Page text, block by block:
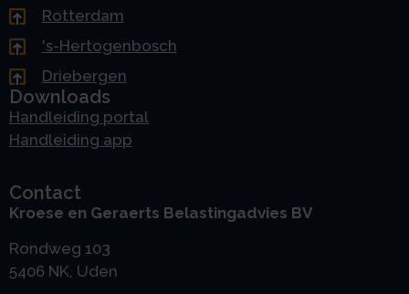
Rotterdam
's-Hertogenbosch
Driebergen
Downloads
Handleiding portal
Handleiding app
Contact
Kroese en Geraerts Belastingadvies BV
Rondweg 103
5406 NK, Uden